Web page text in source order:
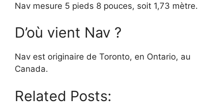
Nav mesure 5 pieds 8 pouces, soit 1,73 mètre.
D’où vient Nav ?
Nav est originaire de Toronto, en Ontario, au
Canada.
Related Posts: